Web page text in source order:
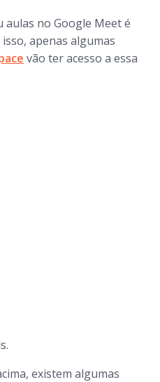
aulas no Google Meet é
isso, apenas algumas
vão ter acesso a essa
existem algumas